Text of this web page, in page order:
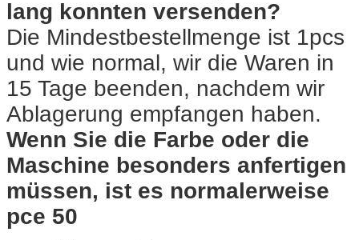
lang konnten versenden?
Die Mindestbestellmenge ist 1pcs
und wie normal, wir die Waren in
15 Tage beenden, nachdem wir
Ablagerung empfangen haben.
Wenn Sie die Farbe oder die
Maschine besonders anfertigen
müssen, ist es normalerweise
pce 50